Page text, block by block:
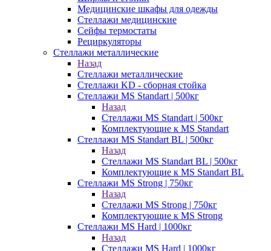
Медицинские шкафы для одежды
Стеллажи медицинские
Сейфы термостаты
Рециркуляторы
Стеллажи металлические
Назад
Стеллажи металлические
Стеллажи KD - сборная стойка
Стеллажи MS Standart | 500кг
Назад
Стеллажи MS Standart | 500кг
Комплектующие к MS Standart
Стеллажи MS Standart BL | 500кг
Назад
Стеллажи MS Standart BL | 500кг
Комплектующие к MS Standart BL
Стеллажи MS Strong | 750кг
Назад
Стеллажи MS Strong | 750кг
Комплектующие к MS Strong
Стеллажи MS Hard | 1000кг
Назад
Стеллажи MS Hard | 1000кг